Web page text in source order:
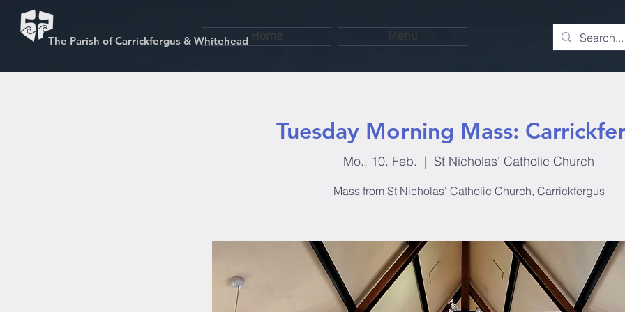
The Parish of Carrickfergus & Whitehead Home Menu
Tuesday Morning Mass:
Mo., 10. Feb.
  |
St Nicholas' Catholic Church
Mass from St Nicholas' Catholic Church, Carrickfergus